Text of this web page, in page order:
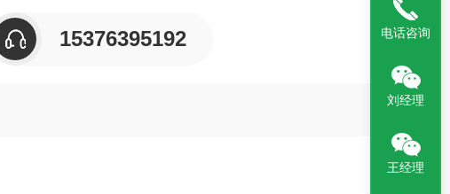
15376395192 电话咨询
刘经理
王经理